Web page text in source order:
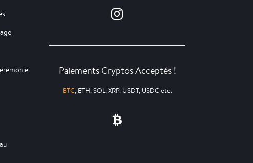
Paiements Cryptos Acceptés !
BTC, ETH, SOL, XRP, USDT, USDC etc.